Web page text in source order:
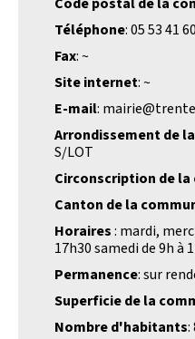
Téléphone: 05 53 41
Fax: ~
Site internet: ~
E-mail:
Arrondissement de
S/LOT
Circonscription de la
Canton de la
Horaires: mardi,
17h30 samedi de 9h à
Permanence: sur
Superficie de la
Nombre d'habitants: